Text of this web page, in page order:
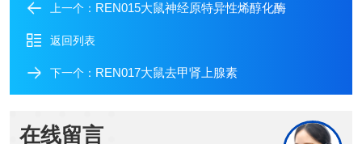
上一个： REN015大鼠神经原特异性烯醇化酶
返回列表
下一个： REN017大鼠去甲肾上腺素
在线留言